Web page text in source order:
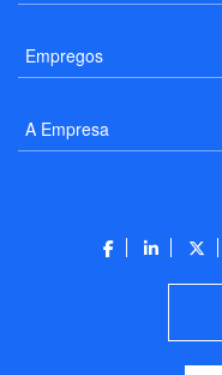
Empregos
A Empresa